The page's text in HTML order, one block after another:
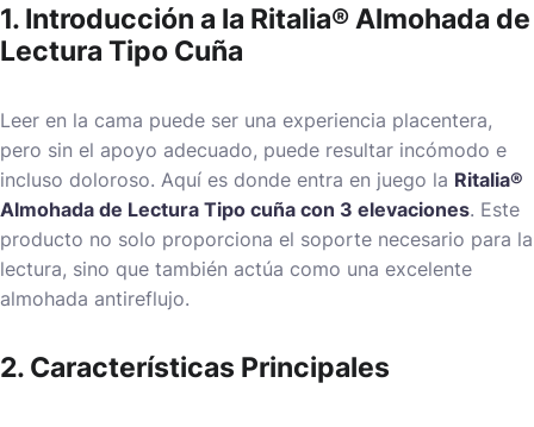
1. Introducción a la Ritalia® Almohada de
Lectura Tipo Cuña
Leer en la cama puede ser una experiencia placentera,
pero sin el apoyo adecuado, puede resultar incómodo e
incluso doloroso. Aquí es donde entra en juego la Ritalia®
Almohada de Lectura Tipo cuña con 3 elevaciones. Este
producto no solo proporciona el soporte necesario para la
lectura, sino que también actúa como una excelente
almohada antireflujo.
2. Características Principales